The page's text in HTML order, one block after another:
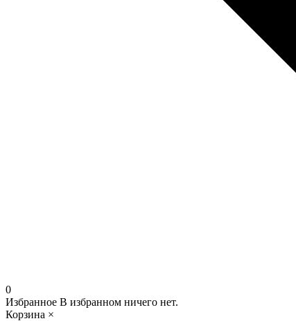
0
Избранное В избранном ничего нет.
Корзина ×